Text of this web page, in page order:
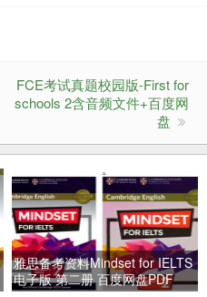
FCE考试真题校园版-First for
schools 2含音频文件+百度网
盘
雅思备考资料Mindset for IELTS
电子版 第二册 百度网盘PDF